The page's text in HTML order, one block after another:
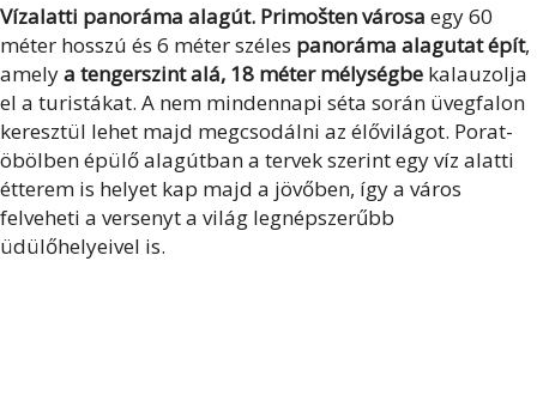
Vízalatti panoráma alagút. Primošten városa egy 60
méter hosszú és 6 méter széles panoráma alagutat épít,
amelya tengerszint alá, 18 méter mélységbe kalauzolja
el a turistákat. A nem mindennapi séta során üvegfalon
keresztül lehet majd megcsodálni az élővilágot. Porat-
öbölben épülő alagútban a tervek szerint egy víz alatti
étterem is helyet kap majd a jövőben, így a város
felveheti a versenyt a világ legnépszerűbb
üdülőhelyeivel is.